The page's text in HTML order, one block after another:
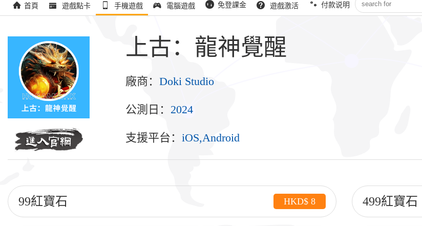
首頁 遊戲點卡 手機遊戲 電腦遊戲 免登課金 遊戲激活 付款说明
上古：龍神覺醒
廠商： Doki Studio
公測日： 2024
支援平台： iOS,Android
99紅寶石 HKD$ 8 499紅寶石